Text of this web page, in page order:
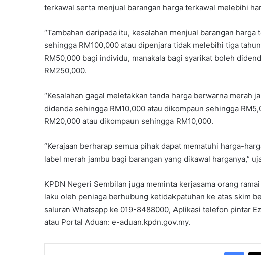
terkawal serta menjual barangan harga terkawal melebihi
“Tambahan daripada itu, kesalahan menjual barangan
sehingga RM100,000 atau dipenjara tidak melebihi tiga
RM50,000 bagi individu, manakala bagi syarikat boleh
RM250,000.
“Kesalahan gagal meletakkan tanda harga berwarna merah
didenda sehingga RM10,000 atau dikompaun sehingga
RM20,000 atau dikompaun sehingga RM10,000.
“Kerajaan berharap semua pihak dapat mematuhi harga-
label merah jambu bagi barangan yang dikawal harganya,”
KPDN Negeri Sembilan juga meminta kerjasama orang
laku oleh peniaga berhubung ketidakpatuhan ke atas skim
saluran Whatsapp ke 019-8488000, Aplikasi telefon pintar
atau Portal Aduan: e-aduan.kpdn.gov.my.